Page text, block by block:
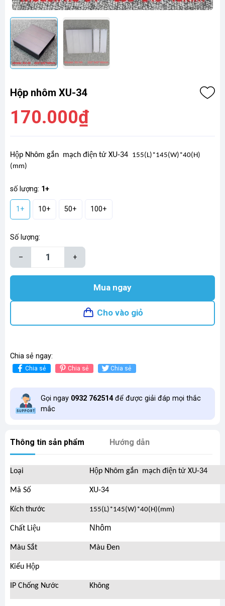
Hộp nhôm XU-34
170.000₫
Hộp Nhôm gắn mạch điện tử XU-34 155(L)*145(W)*40(H)
(mm)
số lượng: 1+
1+ 10+ 50+ 100+
Số lượng:
– +
Mua ngay
Cho vào giỏ
Chia sẻ ngay:
Chia sẻ Chia sẻ Chia sẻ
Gọi ngay 0932 762514để được giải đáp mọi thắc
mắc
Thông tin sản phẩm Hướng dẫn
Loại Hộp Nhôm gắn mạch điện tử XU-34
Mã Số XU-34
Kích thước 155(L)*145(W)*40(H)(mm)
Chất Liệu Nhôm
Màu Sắt Màu Đen
Kiểu Hộp
IP Chống Nước Không